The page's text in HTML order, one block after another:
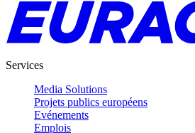
Services
Media Solutions
Projets publics européens
Evénements
Emplois